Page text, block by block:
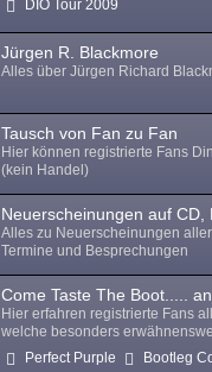
DIO Tour 2009
Jürgen R. Blackmore
Alles über Jürgen Richard
Tausch von Fan zu Fan
Hier können registrierte Fans
(kein Handel)
Neuerscheinungen auf CD,
Alles zu Neuerscheinungen
Termine und Besprechungen
Come Taste The Boot.....
Hier erfahren registrierte Fans
welche besonders
Perfect Purple
Bootleg